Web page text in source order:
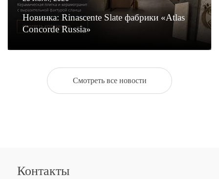
Новинка: Rinascente Slate фабрики «Atlas
Concorde Russia»
Смотреть все новости
Контакты